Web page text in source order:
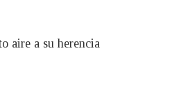
aire a su herencia